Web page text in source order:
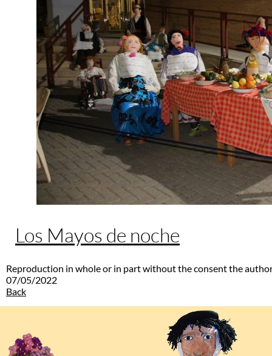
Los Mayos de noche
Reproduction in whole or in part without the consent the
07/05/2022
Back